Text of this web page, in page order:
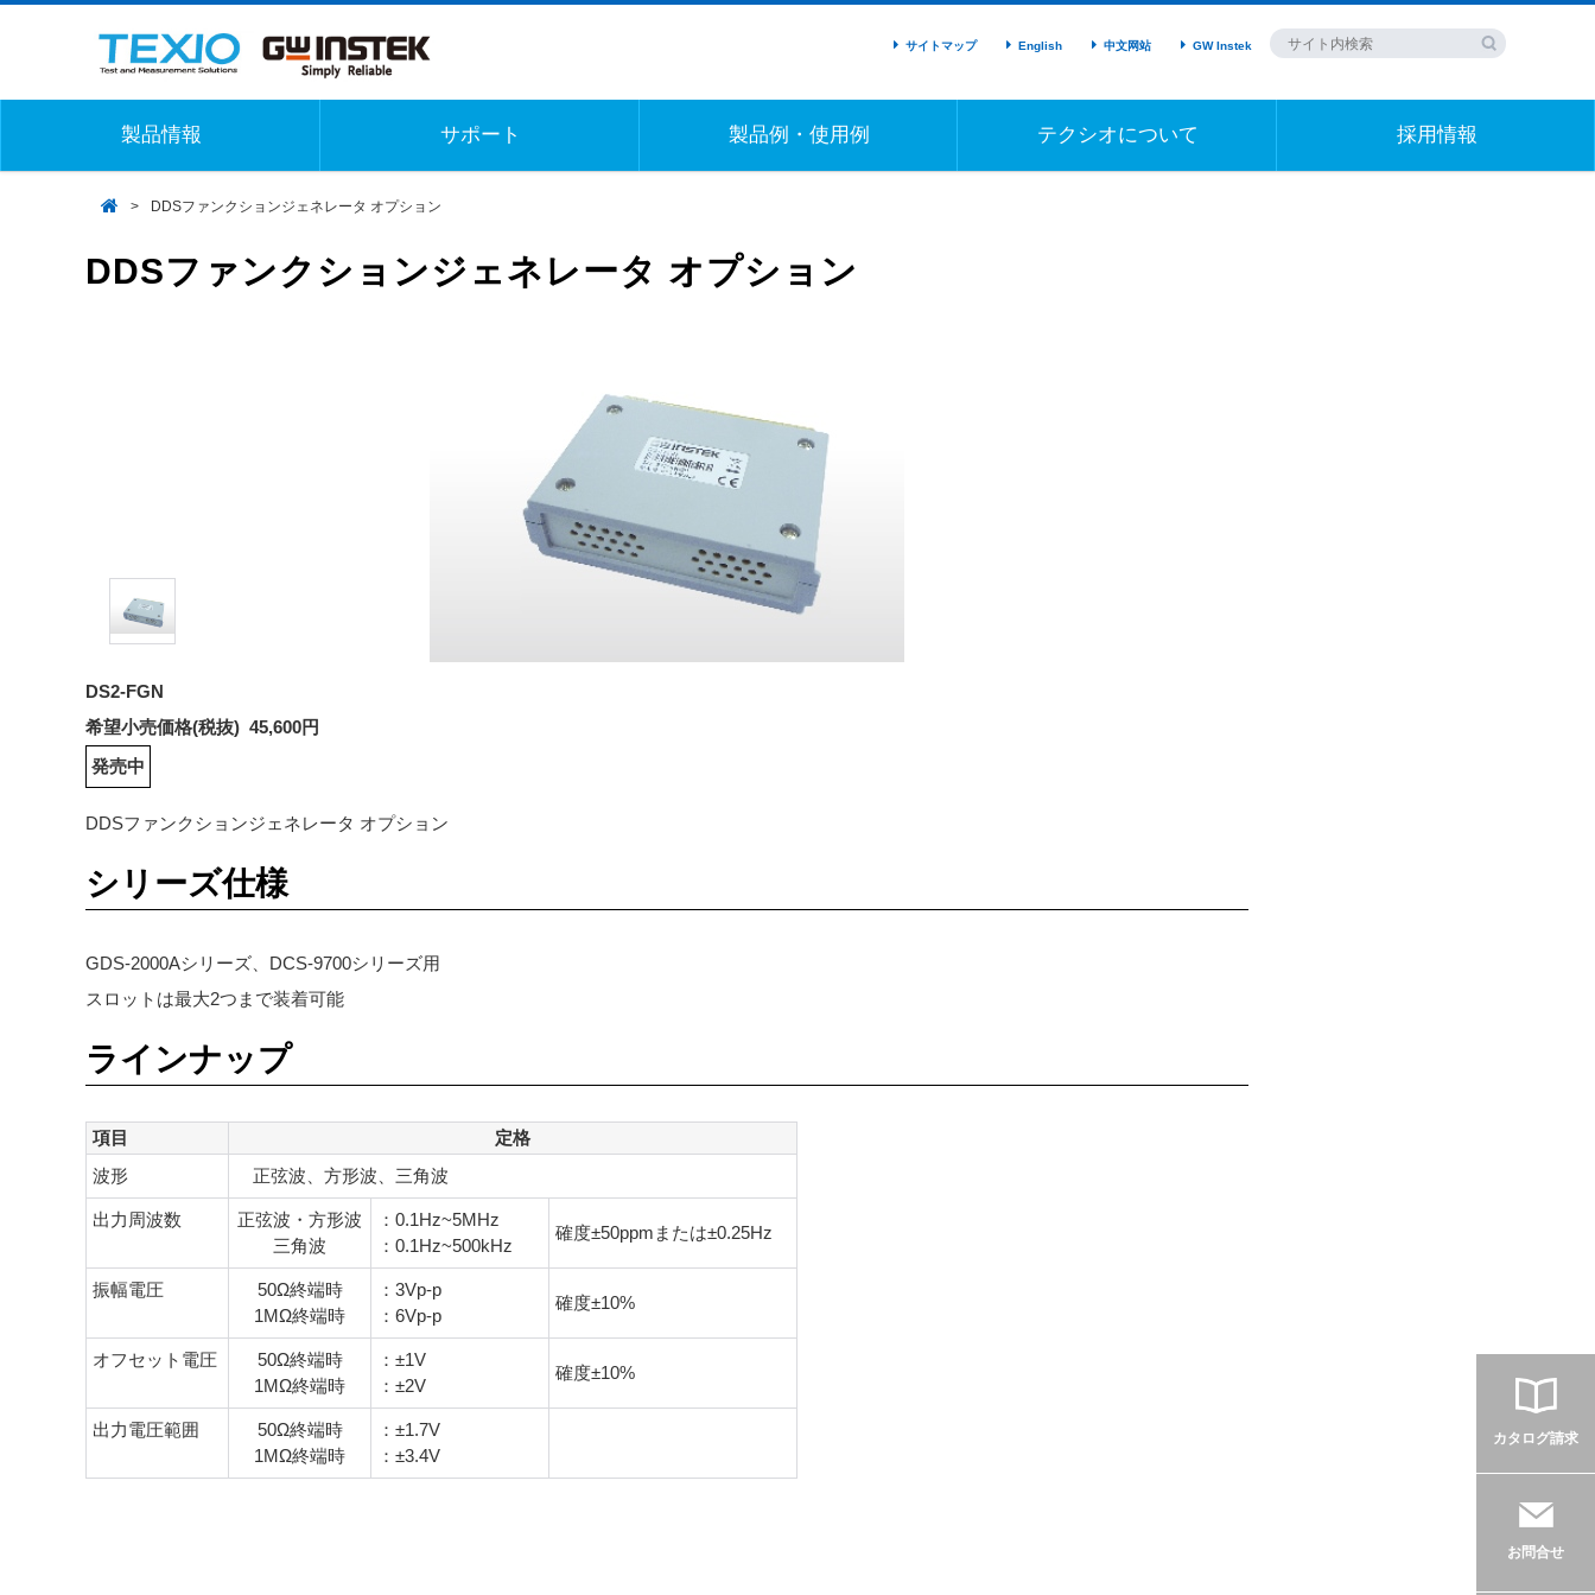
サイトマップ English 中文网站 GW Instek
製品情報 サポート 製品例・使用例 テクシオについて 採用情報
DDSファンクションジェネレータ オプション
DDSファンクションジェネレータ オプション
DS2-FGN
希望小売価格(税抜) 45,600円
発売中
DDSファンクションジェネレータ オプション
シリーズ仕様
GDS-2000Aシリーズ、DCS-9700シリーズ用
スロットは最大2つまで装着可能
ラインナップ
項目
定格
波形
正弦波、方形波、三角波
出力周波数
正弦波・方形波
三角波
：0.1Hz~5MHz
：0.1Hz~500kHz
確度±50ppmまたは±0.25Hz
振幅電圧
50Ω終端時
1MΩ終端時
：3Vp-p
：6Vp-p
確度±10%
オフセット電圧
50Ω終端時
1MΩ終端時
：±1V
：±2V
確度±10%
出力電圧範囲
50Ω終端時
1MΩ終端時
：±1.7V
：±3.4V
カタログ請求
お問合せ